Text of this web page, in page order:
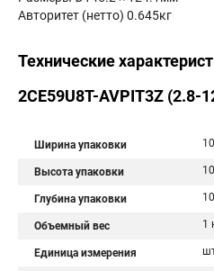
Авторитет (нетто) 0.645кг
Технические
2CE59U8T-AVPIT3Z (2.8-
Ширина упаковки
Высота упаковки
Глубина упаковки
Объемный вес 1
Единица измерения